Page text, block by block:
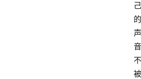
己
的
声
音
不
被